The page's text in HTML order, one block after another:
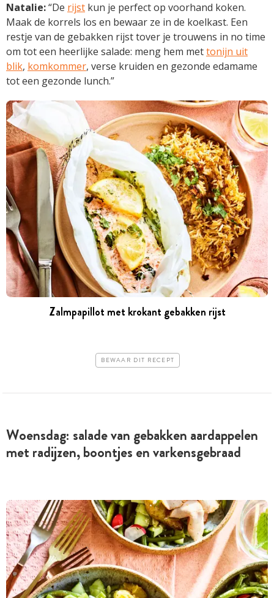
Natalie:“De rijst kun je perfect op voorhand koken.
Maak de korrels los en bewaar ze in de koelkast. Een
restje van de gebakken rijst tover je trouwens in no time
om tot een heerlijke salade: meng hem mettonijn uit
blik, komkommer, verse kruiden en gezonde edamame
tot een gezonde lunch.”
Zalmpapillot met krokant gebakken rijst
BEWAAR DIT RECEPT
Woensdag: salade van gebakken aardappelen
met radijzen, boontjes en varkensgebraad